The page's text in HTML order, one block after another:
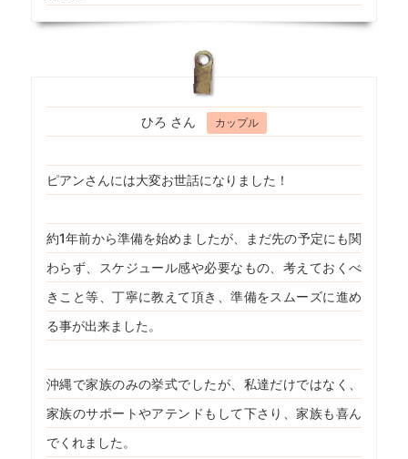
ひろ さん カップル
ピアンさんには大変お世話になりました！
約1年前から準備を始めましたが、まだ先の予定にも関
わらず、スケジュール感や必要なもの、考えておくべ
きこと等、丁寧に教えて頂き、準備をスムーズに進め
る事が出来ました。
沖縄で家族のみの挙式でしたが、私達だけではなく、
家族のサポートやアテンドもして下さり、家族も喜ん
でくれました。